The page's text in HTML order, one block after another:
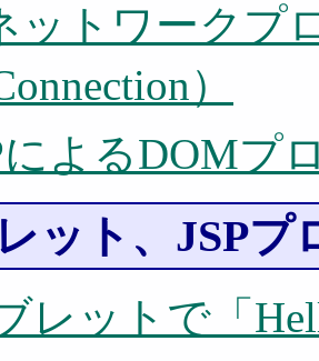
ットワークプ
）
よるDOMプ
ット、JSPプ
レットで「